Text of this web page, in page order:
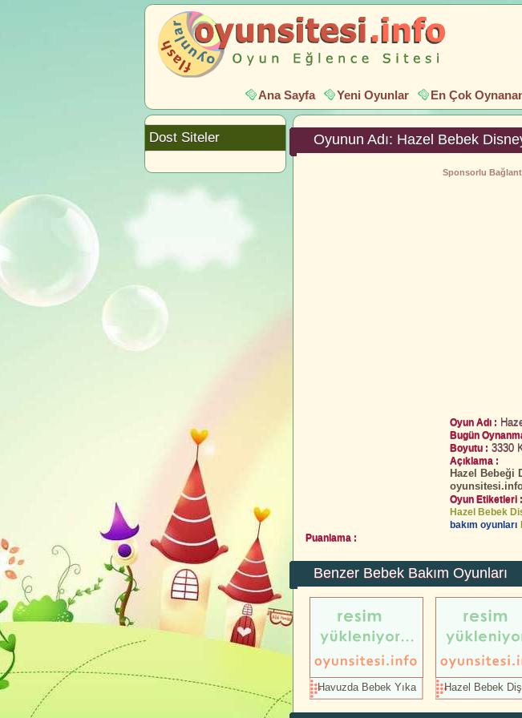
Ana Sayfa Yeni Oyunlar En Çok
Oyunun Adı: Hazel Bebek
Sponsorlu
Oyun Adı :
Bugün
Boyutu : 3330
Açıklama :
Hazel Bebeği
Oyun Etiketleri :
Hazel Bebek
bakım oyunları
Puanlama :
Benzer Bebek Bakım Oyunları
Havuzda Bebek Yıka Hazel Bebek
Dost Siteler